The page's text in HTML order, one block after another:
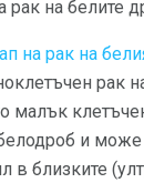
рак на белите
на рак на
рак
малък
и може
в близките